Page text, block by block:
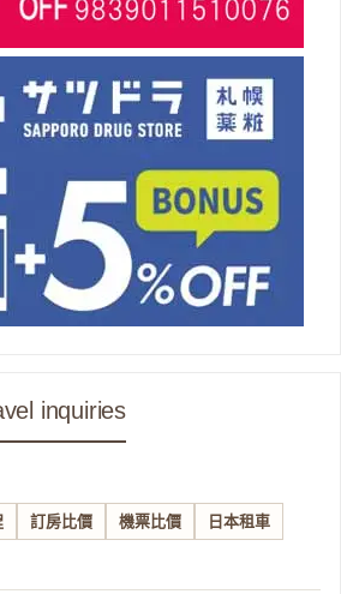
inquiries
訂房比價 機票比價 日本租車